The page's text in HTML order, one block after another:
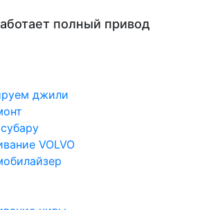
полный привод
джили
VOLVO